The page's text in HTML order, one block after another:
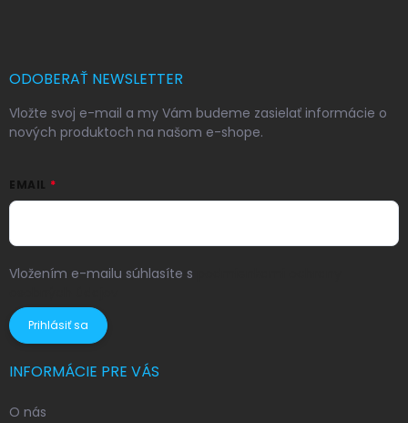
ODOBERAŤ NEWSLETTER
Vložte svoj e-mail a my Vám budeme zasielať informácie o
nových produktoch na našom e-shope.
EMAIL
Vložením e-mailu súhlasíte s
Prihlásiť sa
INFORMÁCIE PRE VÁS
O nás